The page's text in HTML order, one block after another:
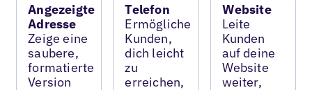
Angezeigte
Adresse
Zeige eine
saubere,
formatierte
Version
Telefon
Ermögliche
Kunden,
dich leicht
zu
erreichen,
Website
Leite
Kunden
auf deine
Website
weiter,